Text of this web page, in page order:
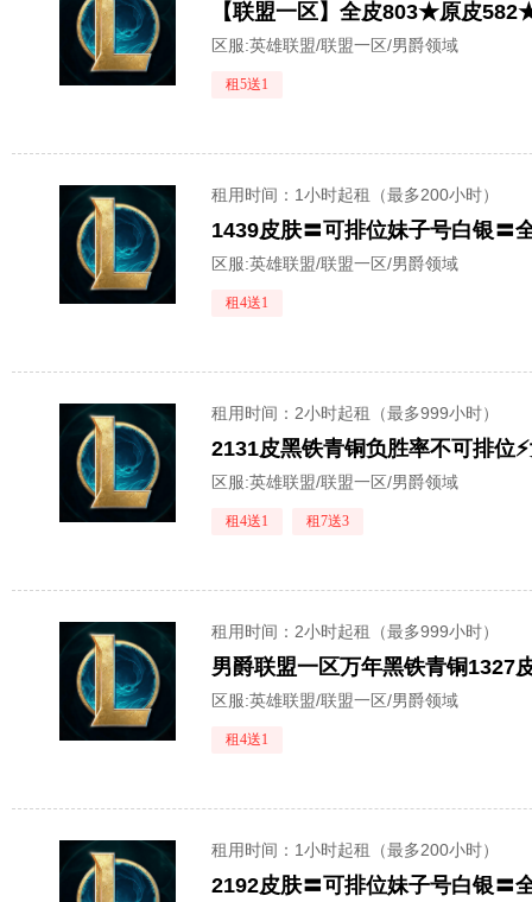
【联盟一区】全皮803★原皮
区服:英雄联盟/联盟一区/男爵领域
租5送1
租用时间 ：1小时起租（最多200小时）
区服:英雄联盟/联盟一区/男爵领域
租4送1
租用时间 ：2小时起租（最多999小时）
2131皮黑铁青铜负胜率不可排位
区服:英雄联盟/联盟一区/男爵领域
租4送1 租7送3
租用时间 ：2小时起租（最多999小时）
男爵联盟一区万年黑铁青铜1327
区服:英雄联盟/联盟一区/男爵领域
租4送1
租用时间 ：1小时起租（最多200小时）